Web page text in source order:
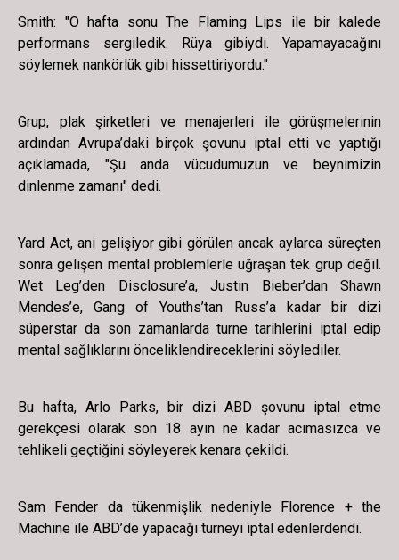
Smith: "O hafta sonu The Flaming Lips ile bir kalede
performans sergiledik. Rüya gibiydi. Yapamayacağını
söylemek nankörlük gibi hissettiriyordu."
Grup, plak şirketleri ve menajerleri ile görüşmelerinin
ardından Avrupa’daki birçok şovunu iptal etti ve yaptığı
açıklamada, "Şu anda vücudumuzun ve beynimizin
dinlenme zamanı" dedi.
Yard Act, ani gelişiyor gibi görülen ancak aylarca süreçten
sonra gelişen mental problemlerle uğraşan tek grup değil.
Wet Leg’den Disclosure’a, Justin Bieber’dan Shawn
Mendes’e, Gang of Youths’tan Russ’a kadar bir dizi
süperstar da son zamanlarda turne tarihlerini iptal edip
mental sağlıklarını önceliklendireceklerini söylediler.
Bu hafta, Arlo Parks, bir dizi ABD şovunu iptal etme
gerekçesi olarak son 18 ayın ne kadar acımasızca ve
tehlikeli geçtiğini söyleyerek kenara çekildi.
Sam Fender da tükenmişlik nedeniyle Florence + the
Machine ile ABD’de yapacağı turneyi iptal edenlerdendi.